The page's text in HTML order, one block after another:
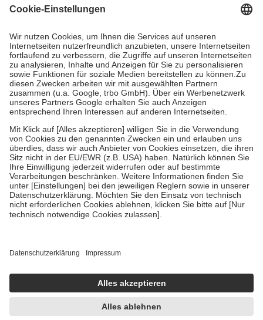
Grundsätzlich leisten Mitglieder Zuzahlungen in Höhe von zehn
höchstens zehn Euro.
Es sind jedoch nie mehr als die tatsächlichen
Kosten der Leistung zu entrichten.
Diese Regeln gelten grundsätzlich auch für Online-Apotheken.
Bei Heilmitteln und häuslicher Krankenpflege beträgt die
Zuzahlung zehn Prozent der Kosten sowie zehn Euro je
Verordnung.
Um das Engagement der Versicherten für ihre eigene Gesundheit zu
stärken und die besondere Stellung der Familie zu unterstützen,
fallenkeine Zuzahlungenan bei:
• Kindern und Jugendlichen bis zum vollendeten 18. Lebensjahr
mit Ausnahme der Fahrkosten
• Untersuchungen zur Vorsorge und Früherkennung, die von der
GKV getragen werden
• empfohlenen Schutzimpfungen
• Harn- und Blutteststreifen
getroffen, um sicherzustellen, dass es sich um echte Bewertungen
https://help.etrusted.com/hc/de/articles/4419944605341
Einige Bilder und Inhalte wurden unter Zuhilfenahme künstlicher